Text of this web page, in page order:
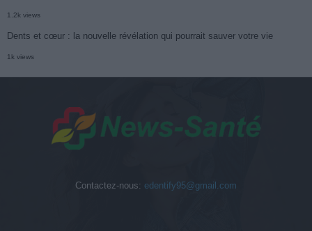
1.2k views
Dents et cœur : la nouvelle révélation qui pourrait sauver votre vie
1k views
Contactez-nous: edentify95@gmail.com